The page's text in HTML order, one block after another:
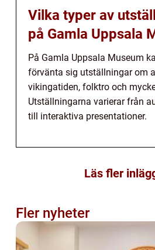
Vilka typer av
på Gamla Uppsala
På Gamla Uppsala Museum
förvänta sig utställningar om
vikingatiden, folktro och
Utställningarna varierar från
till interaktiva presentationer.
Läs fler
Fler nyheter